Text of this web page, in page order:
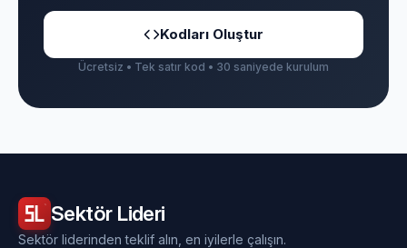
Kodları Oluştur
Ücretsiz • Tek satır kod • 30 saniyede kurulum
Sektör Lideri
Sektör liderinden teklif alın, en iyilerle çalışın.